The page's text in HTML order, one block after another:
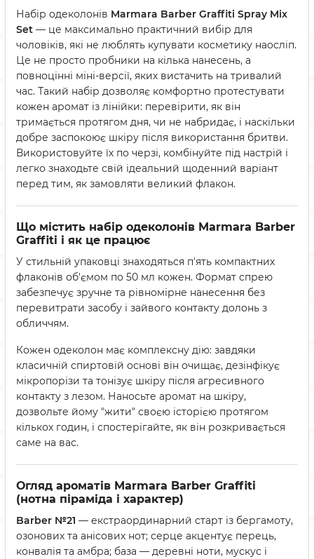
Набір одеколонів Marmara Barber Graffiti Spray Mix
Set — це максимально практичний вибір для
чоловіків, які не люблять купувати косметику наосліп.
Це не просто пробники на кілька нанесень, а
повноцінні міні-версії, яких вистачить на тривалий
час. Такий набір дозволяє комфортно протестувати
кожен аромат із лінійки: перевірити, як він
тримається протягом дня, чи не набридає, і наскільки
добре заспокоює шкіру після використання бритви.
Використовуйте їх по черзі, комбінуйте під настрій і
легко знаходьте свій ідеальний щоденний варіант
перед тим, як замовляти великий флакон.
Що містить набір одеколонів Marmara Barber
Graffiti і як це працює
У стильній упаковці знаходяться п'ять компактних
флаконів об'ємом по 50 мл кожен. Формат спрею
забезпечує зручне та рівномірне нанесення без
перевитрати засобу і зайвого контакту долонь з
обличчям.
Кожен одеколон має комплексну дію: завдяки
класичній спиртовій основі він очищає, дезінфікує
мікропорізи та тонізує шкіру після агресивного
контакту з лезом. Наносьте аромат на шкіру,
дозвольте йому "жити" своєю історією протягом
кількох годин, і спостерігайте, як він розкривається
саме на вас.
Огляд ароматів Marmara Barber Graffiti
(нотна піраміда і характер)
Barber №21 — екстраординарний старт із бергамоту,
озонових та анісових нот; серце акцентує перець,
конвалія та амбра; база — деревні ноти, мускус і